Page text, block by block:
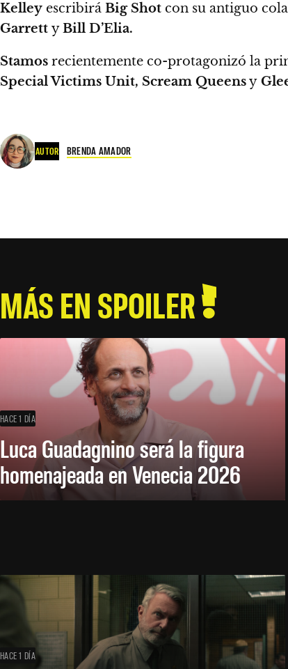
Kelley escribirá Big Shot con su antiguo
Garrett yBill D’Elia.
Stamos recientemente co-protagonizó la
Special Victims Unit, Scream Queensy
AUTOR BRENDA AMADOR
MÁS EN SPOILER
HACE 1 DÍA
Luca Guadagnino será la figura
homenajeada en Venecia 2026
HACE 1 DÍA